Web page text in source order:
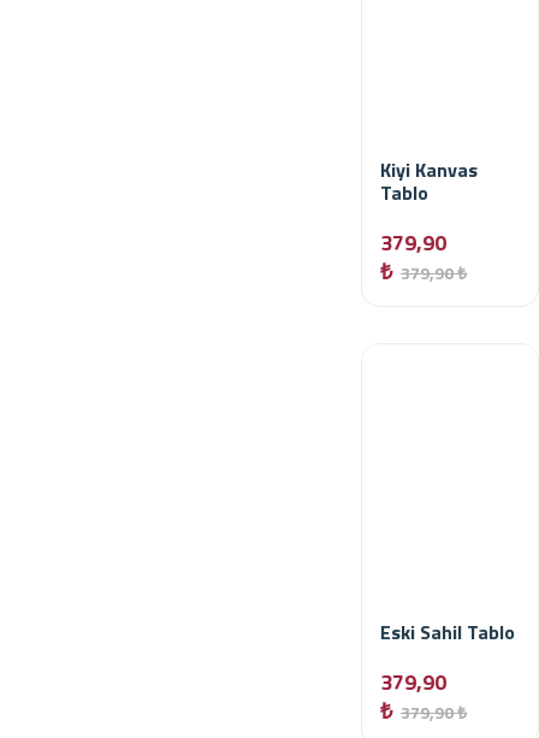
Kiyi Kanvas
Tablo
379,90
₺ 379,90 ₺
Eski Sahil Tablo
379,90
₺ 379,90 ₺